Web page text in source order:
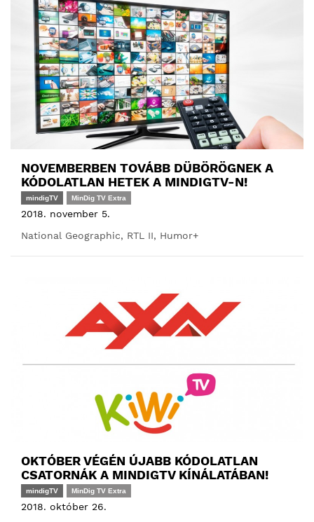
NOVEMBERBEN TOVÁBB DÜBÖRÖGNEK A
KÓDOLATLAN HETEK A MINDIGTV-N!
mindigTV MinDig TV Extra
2018. november 5.
National Geographic, RTL II, Humor+
OKTÓBER VÉGÉN ÚJABB KÓDOLATLAN
CSATORNÁK A MINDIGTV KÍNÁLATÁBAN!
mindigTV MinDig TV Extra
2018. október 26.